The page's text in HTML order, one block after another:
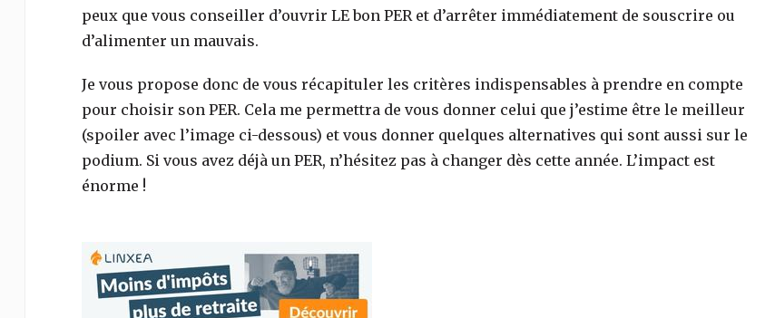
peux que vous conseiller d’ouvrir LE bon PER et d’arrêter immédiatement de souscrire ou
d’alimenter un mauvais.
Je vous propose donc de vous récapituler les critères indispensables à prendre en compte
pour choisir son PER. Cela me permettra de vous donner celui que j’estime être le meilleur
(spoiler avec l’image ci-dessous) et vous donner quelques alternatives qui sont aussi sur le
podium. Si vous avez déjà un PER, n’hésitez pas à changer dès cette année. L’impact est
énorme !